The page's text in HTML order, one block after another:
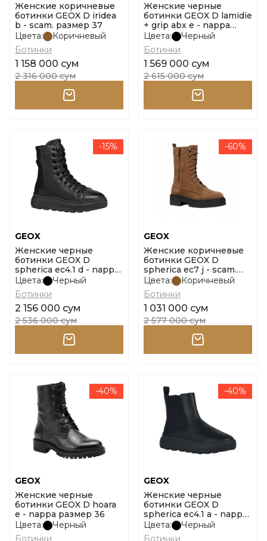
Женские коричневые
ботинки GEOX D iridea
b - scam. размер 37
Цвета:
Коричневый
Ботинки
1 158 000 сум
2 316 000 сум
Женские черные
ботинки GEOX D lamidie
+ grip abx e - nappa
размер 40
Цвета:
Черный
Ботинки
1 569 000 сум
2 615 000 сум
-15%
GEOX
Женские черные
ботинки GEOX D
spherica ec4.1 d - nappa
размер 40
Цвета:
Черный
Ботинки
2 156 000 сум
2 536 000 сум
-60%
GEOX
Женские коричневые
ботинки GEOX D
spherica ec7 j - scam.
размер 37
Цвета:
Коричневый
Ботинки
1 031 000 сум
2 577 000 сум
-40%
GEOX
Женские черные
ботинки GEOX D hoara
e - nappa размер 36
Цвета:
Черный
Ботинки
-40%
GEOX
Женские черные
ботинки GEOX D
spherica ec4.1 a - nappa
размер 41
Цвета:
Черный
Ботинки